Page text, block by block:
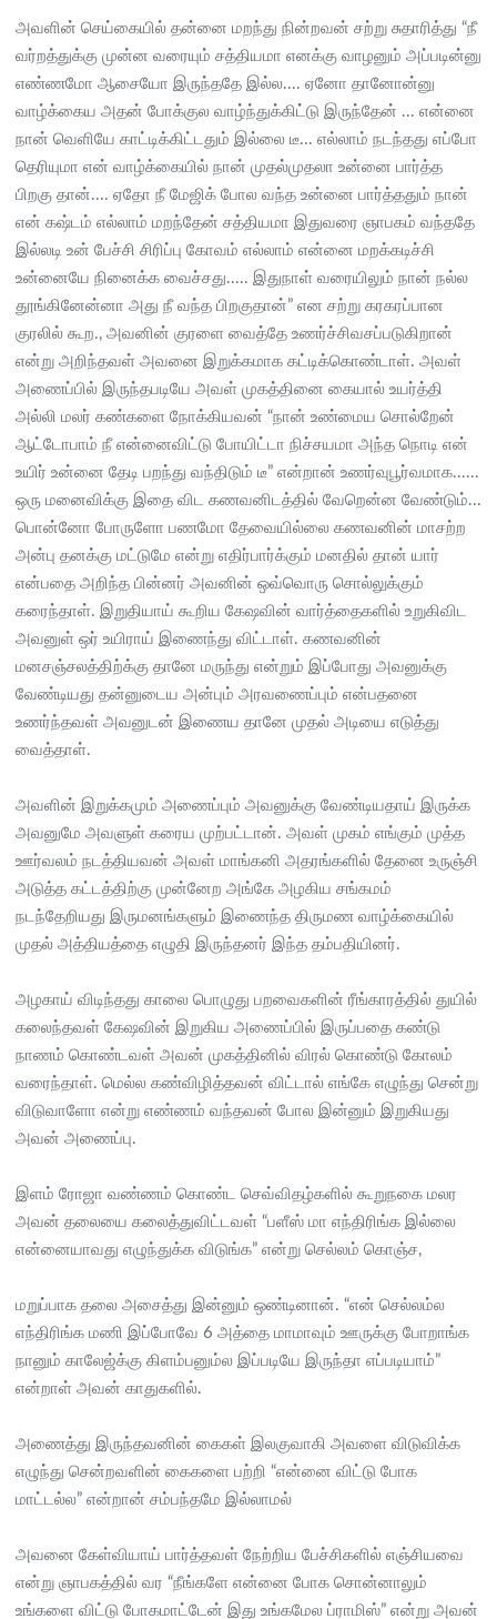
அவளின் செய்கையில் தன்னை மறந்து நின்றவன் சற்று சுதாரித்து “நீ
வர்றத்துக்கு முன்ன வரையும் சத்தியமா எனக்கு வாழனும் அப்படின்னு
எண்ணமோ ஆசையோ இருந்ததே இல்ல.... ஏனோ தானோன்னு
வாழ்க்கைய அதன் போக்குல வாழ்ந்துக்கிட்டு இருந்தேன் ... என்னை
நான் வெளியே காட்டிக்கிட்டதும் இல்லை டீ... எல்லாம் நடந்தது எப்போ
தெரியுமா என் வாழ்க்கையில் நான் முதல்முதலா உன்னை பார்த்த
பிறகு தான்.... ஏதோ நீ மேஜிக் போல வந்த உன்னை பார்த்ததும் நான்
என் கஷ்டம் எல்லாம் மறந்தேன் சத்தியமா இதுவரை ஞாபகம் வந்ததே
இல்லடி உன் பேச்சி சிரிப்பு கோவம் எல்லாம் என்னை மறக்கடிச்சி
உன்னையே நினைக்க வைச்சது..... இதுநாள் வரையிலும் நான் நல்ல
தூங்கினேன்னா அது நீ வந்த பிறகுதான்” என சற்று கரகரப்பான
குரலில் கூற., அவனின் குரளை வைத்தே உணர்ச்சிவசப்படுகிறான்
என்று அறிந்தவள் அவனை இறுக்கமாக கட்டிக்கொண்டாள். அவள்
அணைப்பில் இருந்தபடியே அவள் முகத்தினை கையால் உயர்த்தி
அல்லி மலர் கண்களை நோக்கியவன் “நான் உண்மைய சொல்றேன்
ஆட்டோபாம் நீ என்னைவிட்டு போயிட்டா நிச்சயமா அந்த நொடி என்
உயிர் உன்னை தேடி பறந்து வந்திடும் டீ” என்றான் உணர்வுபூர்வமாக......
ஒரு மனைவிக்கு இதை விட கணவனிடத்தில் வேறென்ன வேண்டும்...
பொன்னோ போருளோ பணமோ தேவையில்லை கணவனின் மாசற்ற
அன்பு தனக்கு மட்டுமே என்று எதிர்பார்க்கும் மனதில் தான் யார்
என்பதை அறிந்த பின்னர் அவனின் ஒவ்வொரு சொல்லுக்கும்
கரைந்தாள். இறுதியாய் கூறிய கேஷவின் வார்த்தைகளில் உறுகிவிட
அவனுள் ஒர் உயிராய் இணைந்து விட்டாள். கணவனின்
மனசஞ்சலத்திற்க்கு தானே மருந்து என்றும் இப்போது அவனுக்கு
வேண்டியது தன்னுடைய அன்பும் அரவணைப்பும் என்பதனை
உணர்ந்தவள் அவனுடன் இணைய தானே முதல் அடியை எடுத்து
வைத்தாள்.
அவளின் இறுக்கமும் அணைப்பும் அவனுக்கு வேண்டியதாய் இருக்க
அவனுமே அவளுள் கரைய முற்பட்டான். அவள் முகம் எங்கும் முத்த
ஊர்வலம் நடத்தியவன் அவள் மாங்கனி அதரங்களில் தேனை உருஞ்சி
அடுத்த கட்டத்திற்கு முன்னேற அங்கே அழகிய சங்கமம்
நடந்தேறியது இருமனங்களும் இணைந்த திருமண வாழ்க்கையில்
முதல் அத்தியத்தை எழுதி இருந்தனர் இந்த தம்பதியினர்.
அழகாய் விடிந்தது காலை பொழுது பறவைகளின் ரீங்காரத்தில் துயில்
கலைந்தவள் கேஷவின் இறுகிய அணைப்பில் இருப்பதை கண்டு
நாணம் கொண்டவள் அவன் முகத்தினில் விரல் கொண்டு கோலம்
வரைந்தாள். மெல்ல கண்விழித்தவன் விட்டால் எங்கே எழுந்து சென்று
விடுவாளோ என்று எண்ணம் வந்தவன் போல இன்னும் இறுகியது
அவன் அணைப்பு.
இளம் ரோஜா வண்ணம் கொண்ட செவ்விதழ்களில் கூறுநகை மலர
அவன் தலையை கலைத்துவிட்டவள் “பளீஸ் மா எந்திரிங்க இல்லை
என்னையாவது எழுந்துக்க விடுங்க” என்று செல்லம் கொஞ்ச,
மறுப்பாக தலை அசைத்து இன்னும் ஒண்டினான். “என் செல்லம்ல
எந்திரிங்க மணி இப்போவே 6 அத்தை மாமாவும் ஊருக்கு போறாங்க
நானும் காலேஜ்க்கு கிளம்பனும்ல இப்படியே இருந்தா எப்படியாம்”
என்றாள் அவன் காதுகளில்.
அணைத்து இருந்தவனின் கைகள் இலகுவாகி அவளை விடுவிக்க
எழுந்து சென்றவளின் கைகளை பற்றி “என்னை விட்டு போக
மாட்டல்ல” என்றான் சம்பந்தமே இல்லாமல்
அவனை கேள்வியாய் பார்த்தவள் நேற்றிய பேச்சிகளில் எஞ்சியவை
என்று ஞாபகத்தில் வர “நீங்களே என்னை போக சொன்னாலும்
உங்களை விட்டு போகமாட்டேன் இது உங்கமேல ப்ராமிஸ்” என்று அவன்